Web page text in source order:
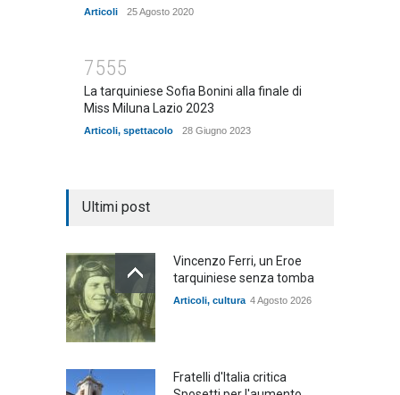
Articoli 25 Agosto 2020
7555
La tarquiniese Sofia Bonini alla finale di
Miss Miluna Lazio 2023
Articoli, spettacolo 28 Giugno 2023
Ultimi post
Vincenzo Ferri, un Eroe
tarquiniese senza tomba
Articoli, cultura 4 Agosto 2026
Fratelli d'Italia critica